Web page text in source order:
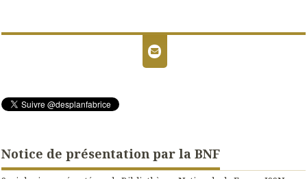
Notice de présentation par la BNF